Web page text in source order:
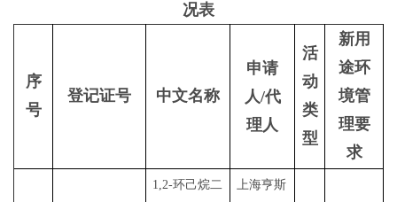
况表
序
号
登记证号 中文名称
申请
人/代
理人
活
动
类
型
新用
途环
境管
理要
求
1,2-环己烷二 上海亨斯